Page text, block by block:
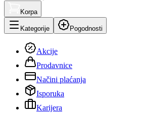
Korpa
Kategorije Pogodnosti
Akcije
Prodavnice
Načini plaćanja
Isporuka
Karijera